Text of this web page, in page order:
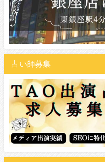
占い師募集